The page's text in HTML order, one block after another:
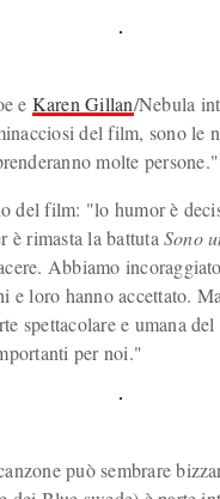
e Karen Gillan/Nebula
del film, sono le
molte persone."
del film: "lo humor è
è rimasta la battutaSono
Abbiamo
e loro hanno accettato.
spettacolare e umana
per noi."
può sembrare